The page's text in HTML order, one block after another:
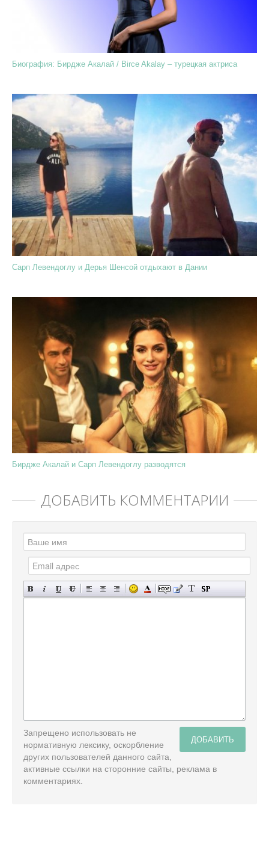
Биография: Бирдже Акалай / Birce Akalay – турецкая актриса
Сарп Левендоглу и Дерья Шенсой отдыхают в Дании
Бирдже Акалай и Сарп Левендоглу разводятся
ДОБАВИТЬ КОММЕНТАРИЙ
ДОБАВИТЬ
Запрещено использовать не
нормативную лексику, оскорбление
других пользователей данного сайта,
активные ссылки на сторонние сайты, реклама в
комментариях.